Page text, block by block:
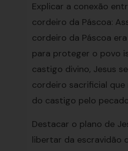
Explicar a conexão
cordeiro da Páscoa:
cordeiro da Páscoa
para proteger o povo
castigo divino, Jesus
cordeiro sacrificial
do castigo pelo
Destacar o plano de
libertar da escravidão